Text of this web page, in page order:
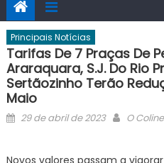
Principais Notícias
Tarifas De 7 Praças De
Araraquara, S.J. Do Rio
Sertãozinho Terão
Maio
Posted
29 de abril de 2023 Author
O
Novos valores passam a